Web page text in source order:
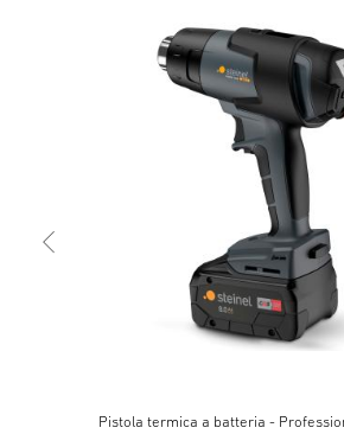
Pistola termica a batteria -